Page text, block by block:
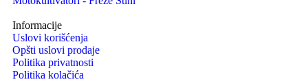
Informacije
Uslovi korišćenja
Opšti uslovi prodaje
Politika privatnosti
Politika kolačića